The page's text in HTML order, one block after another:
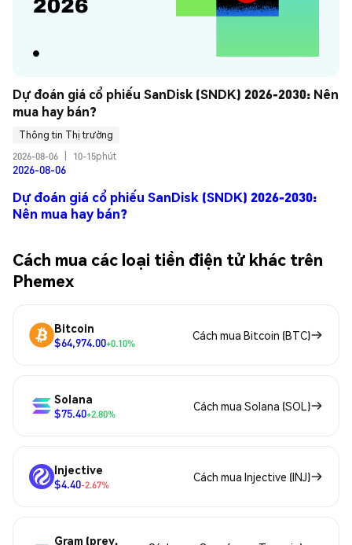
Dự đoán giá cổ phiếu SanDisk (SNDK) 2026-2030: Nên
mua hay bán?
Thông tin Thị trường
2026-08-06
10-15phút
2026-08-06
Dự đoán giá cổ phiếu SanDisk (SNDK) 2026-2030:
Nên mua hay bán?
Cách mua các loại tiền điện tử khác trên
Phemex
Bitcoin
$64,974.00+0.10%
Cách mua Bitcoin (BTC)
Solana
$75.40+2.80%
Cách mua Solana (SOL)
Injective
$4.40-2.67%
Cách mua Injective (INJ)
Gram (prev.